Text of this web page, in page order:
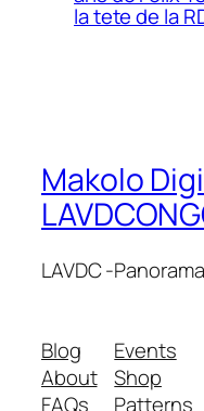
la tete de la
Makolo
LAVDC -
Blog
About
FAQs
Events
Shop
Patterns